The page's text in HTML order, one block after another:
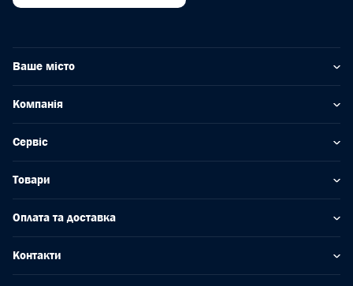
Ваше місто
Компанія
Сервіс
Товари
Оплата та доставка
Контакти